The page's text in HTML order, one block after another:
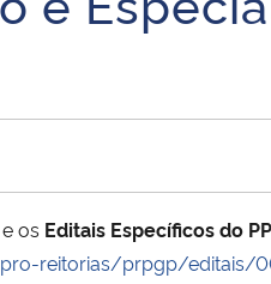
e os Editais Específicos do
reitorias/prpgp/editais/